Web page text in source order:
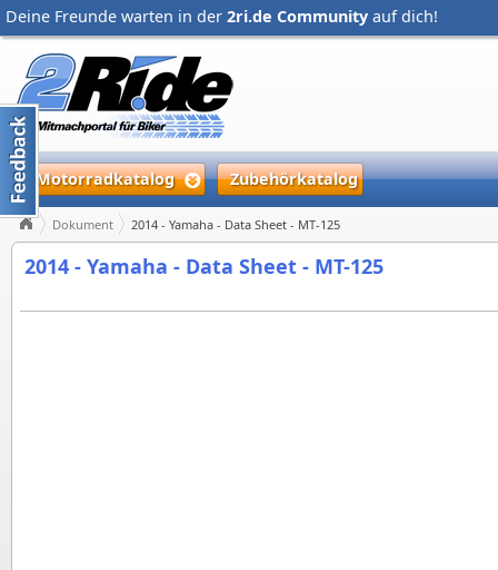
Deine Freunde warten in der 2ri.de Community auf dich!
Motorradkatalog Zubehörkatalog
Dokument 2014 - Yamaha - Data Sheet - MT-125
2014 - Yamaha - Data Sheet - MT-125